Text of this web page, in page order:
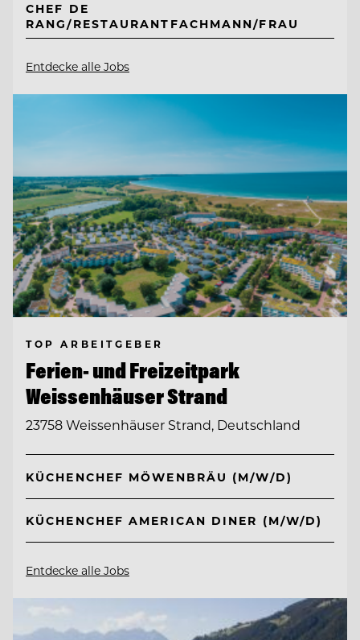
CHEF DE
RANG/RESTAURANTFACHMANN/FRAU
Entdecke alle Jobs
TOP ARBEITGEBER
Ferien- und Freizeitpark
Weissenhäuser Strand
23758 Weissenhäuser Strand, Deutschland
KÜCHENCHEF MÖWENBRÄU (M/W/D)
KÜCHENCHEF AMERICAN DINER (M/W/D)
Entdecke alle Jobs